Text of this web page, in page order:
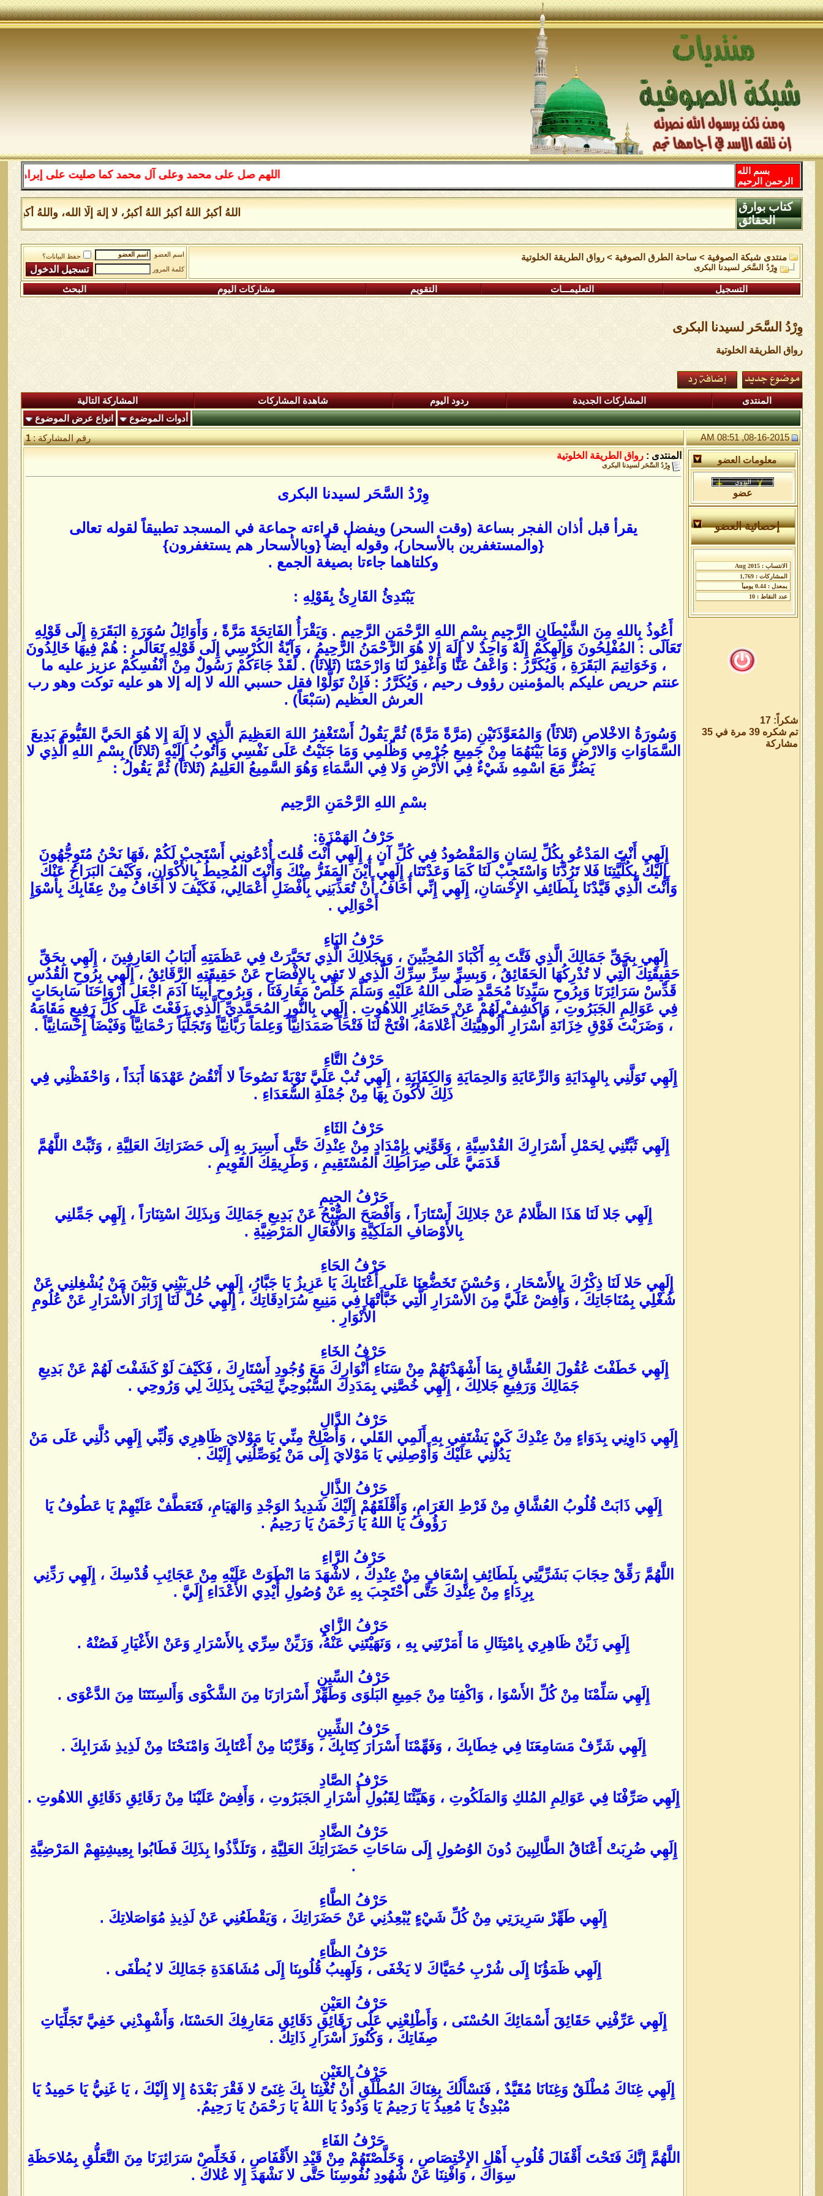
اللهم صل على محمد وعلى آل محمد كما صليت على إبراهيم وعلى آل
بسم الله
الرحمن الرحيم
اللهُ أكبرُ اللهُ أكبرُ اللهُ أكبرُ، لا إلهَ إلَّا الله، واللهُ أكبر
كتاب بوارق
الحقائق
منتدى شبكة الصوفية > ساحة الطرق الصوفية >رواق الطريقة الخلوتية
وِرْدُ السَّحَر لسيدنا البكرى
اسم العضو
حفظ البيانات؟
كلمة المرور
التسجيل التعليمـــات التقويم مشاركات اليوم البحث
وِرْدُ السَّحَر لسيدنا البكرى
رواق الطريقة الخلوتية
المنتدى المشاركات الجديدة ردود اليوم شاهدة المشاركات
المشاركة التالية
أدوات الموضوع
انواع عرض الموضوع
08-16-2015, 08:51 AM
رقم المشاركة :1
معلومات العضو
عضو
إحصائية العضو
شكراً: 17
تم شكره 39 مرة في 35
مشاركة
المنتدى : رواق الطريقة الخلوتية
وِرْدُ السَّحَر لسيدنا البكرى
وِرْدُ السَّحَر لسيدنا البكرى
يقرأ قبل أذان الفجر بساعة (وقت السحر) ويفضل قراءته جماعة في المسجد تطبيقاً لقوله تعالى
{والمستغفرين بالأسحار}، وقوله أيضاً {وبالأسحار هم يستغفرون}
وكلتاهما جاءتا بصيغة الجمع .
يَبْتَدِئُ القَارِئُ بِقَوْلِهِ :
أَعُوذُ بِاللهِ مِنَ الشَّيْطَانِ الرَّجِيمِ بِسْمِ اللهِ الرَّحْمَنِ الرَّحِيمِ . وَيَقْرَأُ الفَاتِحَةَ مَرَّةً ، وَأَوَائِلُ سُوَرَةِ البَقَرَةِ إِلَى قَوْلِهِ
تَعَاَلَى : المُفْلِحُونَ وَإِلَهِكُمْ إِلَهٌ وَاحِدٌ لا إِلَهَ إِلا هُوَ الرَّحْمَنُ الرَّحِيمُ ، وَآيّةُ الكُرْسِي إِلَى قَوْلِهِ تَعَالَى : هُمْ فِيهَا خَالِدُونَ
، وَخَوَاتِيمَ البَقَرَةِ ، وَيُكَرَّرُ : وَاعْفُ عَنَّا وَاغْفِرْ لَنَا وَارْحَمْنَا (ثَلاثَاً) . لَقَدْ جَاءَكُمْ رَسُولٌ مِنْ أَنْفُسِكُمْ عزيز عليه ما
عنتم حريص عليكم بالمؤمنين رؤوف رحيم ، وَيُكَرَّرُ : فَإِنْ تَوَلَّوْا فقل حسبي الله لا إله إلا هو عليه توكت وهو رب
العرش العظيم (سَبْعَاً) .
وَسُورَةُ الاخْلاصِ (ثَلاثَاً) وَالمُعَوَّذَتَيْنِ (مَرَّةً مَرَّةً) ثُمَّ يَقُولُ أَسْتَغْفِرُ اللهَ العَظِيمَ الَّذِي لا إِلَهَ إِلا هُوَ الحَيَّ القَيُّومَ بَدِيعَ
السَّمَاوَاتِ وَالارْضِ وَمَا بَيْنَهُمَا مِنْ جَمِيعِ جُرْمِي وَظُلمِي وَمَا جَنَيْتُ عَلَى نَفْسِي وَأَتُوبُ إِلَيْهِ (ثَلاثَاً) بِسْمِ اللهِ الَّذِي لا
يَضُرُّ مَعَ اسْمِهِ شَيْءٌ فِي الأَرْضِ وَلا فِي السَّمَاءِ وَهُوَ السَّمِيعُ العَلِيمُ (ثَلاثَاً) ثُمَّ يَقُولُ :
بسْمِ اللهِ الرَّحْمَنِ الرَّحِيم
حَرْفُ الهَمْزَةِ:
إِلَهِي أَنْتَ المَدْعُو بِكُلِّ لِسَانٍ وَالمَقْصُودُ فِي كُلِّ آنٍ ، إِلَهِي أَنْتَ قُلتَ أُدْعُونِي أَسْتَجِبْ لَكُمْ ،فَهَا نَحْنُ مُتَوِجُّهُونَ
إِلَيْكَ بِكُلِّيَّتِنَا فَلا تَرُدَّنَا وَاسْتَجِبْ لَنَا كَمَا وَعَدْتَنَا، إِلَهِي أَيْنَ المَفَرُّ مِنْكَ وَأَنْتَ المُحِيطُ بِالأَكْوَانِ، وَكَيْفَ البَرَاحُ عَنْكَ
وَأَنْتَ الَّذِي قَيَّدْنَا بِلَطَائِفِ الإِحْسَانِ، إِلَهِي إِنِّي أَخَافُ أَنْ تُعَذِّبَنِي بِأَفْضَلِ أَعْمَالِي، فَكَيْفَ لا أَخَافُ مِنْ عِقَابِكَ بِأَسْوَإِ
أَحْوَالِي .
حَرْفُ البَاءِ
إِلَهِي بِحَقِّ جَمَالِكَ الَّذِي فَتَّتَ بِهِ أَكْبَادَ المُحِبِّينَ ، وَبِجَلالِكَ الَّذِي تَحَيَّرَتْ فِي عَظَمَتِهِ أَلبَابُ العَارِفِينَ ، إِلَهِي بِحَقِّ
حَقِيقَتِكَ الَّتِي لا تُدْرِكُهَا الحَقَائِقُ ، وَبِسِرِّ سِرِّ سِرِّكَ الَّذِي لا تَفِي بِالإِفْصَاحِ عَنْ حَقِيقَتِهِ الرَّقَائِقُ ، إِلَهِي بِرُوحِ القُدُسِ
قَدِّسْ سَرَائِرَنَا وَبِرُوحِ سَيِّدِنَا مُحَمَّدٍ صَلَّى اللهُ عَلَيْهِ وَسَلَّمَ خَلِّصْ مَعَارِفَنَا ، وَبِرُوحِ أَبِينَا آدَمَ اجْعَل أَرْوَاحَنَا سَابِحَاتٍ
فِي عَوَالِمِ الجَبَرُوتِ ، وَاكْشِفْ لَهُمْ عَنْ حَضَائِرِ اللاهُوتِ . إِلَهِي بِالنُّورِ المُحَمَّدِيِّ الَّذِي رَفَعْتَ عَلَى كُلِّ رَفِيعٍ مَقَامَهُ
، وَضَرَبْتَ فَوْقِ خِزَانَةِ أَسْرَارِ أُلُوهِيَّتِكَ أَعْلامَهُ، افْتَحْ لَنَا فَتْحَاً صَمَدَانِيَّاً وَعِلمَاً رَبَّانِيَّاً وَتَجَلِّيَاً رَحْمَانِيَّاً وَفَيْضَاً إِحْسَانِيَّاً .
حَرْفُ التَّاءِ
إِلَهِي تَوَلَّنِي بِالهِدَايَةِ وَالرِّعَايَةِ وَالحِمَايَةِ وَالكِفَايَةِ ، إِلَهِي تُبْ عَلَيَّ تَوْبَةً نَصُوحَاً لا أَنْقُضُ عَهْدَهَا أَبَدَاً ، وَاحْفَظْنِي فِي
ذَلِكَ لأَكُونَ بِهَا مِنْ جُمْلَةِ السُّعَدَاءِ .
حَرْفُ الثَاءِ
إِلَهِي ثَبِّتْنِي لِحَمْلِ أَسْرَارِكَ القُدْسِيَّةِ ، وَقَوِّنِي بِإِمْدَادٍ مِنْ عِنْدِكَ حَتَّى أَسِيرَ بِهِ إِلَى حَضَرَاتِكَ العَلِيَّةِ ، وَثَبِّتْ اللَّهُمَّ
قَدَمَيَّ عَلَى صِرَاطِكَ المُسْتَقِيمِ ، وَطَرِيقِكَ القَوِيمِ .
حَرْفُ الجِيمِ
إِلَهِي جَلا لَنَا هَذَا الظَّلامُ عَنْ جَلالِكَ أَسْتَارَاً ، وَأَفْصَحَ الصُّبْحُ عَنْ بَدِيعِ جَمَالِكَ وَبِذَلِكَ اسْتِنَارَاً ، إِلَهِي جَمِّلنِي
بِالأَوْصَافِ المَلَكِيَّةِ وَالأَفْعَالِ المَرْضِيَّةِ .
حَرْفُ الحَاءِ
إِلَهِي حَلا لَنَا ذِكْرُكَ بِالأَسْحَارِ ، وَحُسْنَ تَخَضُّعِنَا عَلَى أَعْتَابِكَ يَا عَزِيزُ يَا جَبَّارُ، إِلَهِي حُل بَيْنِي وَبَيْنَ مَنْ يُشْغِلنِي عَنْ
شُغْلِي بِمُنَاجَاتِكَ ، وَأَفِضْ عَلَيَّ مِنَ الأَسْرَارِ الَّتِي خَبَّأَتْهَا فِي مَنِيعِ سُرَادِقَاتِكَ ، إِلَهِي حُلَّ لَنَا إِزَارَ الأَسْرَارِ عَنْ عُلُومِ
الأَنْوَارِ .
حَرْفُ الخَاءِ
إِلَهِي خَطَفْتَ عُقُولَ العُشَّاقِ بِمَا أَشْهَدْتَهُمْ مِنْ سَنَاءِ أَنْوَارِكَ مَعَ وُجُودِ أَسْتَارِكَ ، فَكَيْفَ لَوْ كَشَفْتَ لَهُمْ عَنْ بَدِيعِ
جَمَالِكَ وَرَفِيعِ جَلالِكَ ، إِلَهِي خُصَّنِي بِمَدَدِكَ السُّبُوحِيِّ لِيَحْيَى بِذَلِكَ لِي وَرُوحِي .
حَرْفُ الدَّالِ
إِلَهِي دَاوِنِي بِدَوَاءٍ مِنْ عِنْدِكَ كَيْ يَشْتَفِي بِهِ أَلَمِي القَلي ، وَأَصْلِحْ مِنِّي يَا مَوْلايَ ظَاهِرِي وَلُبِّي إِلَهِي دُلَّنِي عَلَى مَنْ
يَدُلَّنِي عَلَيْكَ وَأَوْصِلنِي يَا مَوْلايَ إِلَى مَنْ يُوَصِّلُنِي إِلَيْكَ .
حَرْفُ الذَّالِ
إِلَهِي ذَابَتْ قُلُوبُ العُشَّاقِ مِنْ فَرْطِ الغَرَامِ، وَأَقْلَقَهُمْ إِلَيْكَ شَدِيدُ الوَجْدِ وَالهَيَامِ، فَتَعَطَّفْ عَلَيْهِمْ يَا عَطُوفُ يَا
رَؤُوفُ يَا اللهُ يَا رَحْمَنُ يَا رَحِيمُ .
حَرْفُ الرَّاءِ
اللَّهُمَّ رَقِّقْ حِجَابَ بَشَرِّيَّتِي بِلَطَائِفِ إِسْعَافٍ مِنْ عِنْدِكَ ، لاشْهَدَ مَا انْطَوَتْ عَلَيْهِ مِنْ عَجَائِبِ قُدْسِكَ ، إِلَهِي رَدِّنِي
بِرِدَاءٍ مِنْ عِنْدِكَ حَتَّى أَحْتَجِبَ بِهِ عَنْ وُصُولِ أَيْدِي الأَعْدَاءِ إِلَيَّ .
حَرْفُ الزَّايِ
إِلَهِي زَيِّنْ ظَاهِرِي بِامْتِثَالِ مَا أَمَرْتَنِي بِهِ ، وَنَهَيْتَنِي عَنْهُ، وَزَيِّنْ سِرِّي بِالأَسْرَارِ وَعَنْ الأَغْيَارِ فَصُنْهُ .
حَرْفُ السِّينِ
إِلَهِي سَلِّمْنَا مِنْ كُلِّ الأَسْوَا ، وَاكْفِنَا مِنْ جَمِيعِ البَلوَى وَطَهِّرْ أَسْرَارَنَا مِنَ الشَّكْوَى وَأَلسِنَتَنَا مِنَ الدَّعْوَى .
حَرْفُ الشِّينِ
إِلَهِي شَرِّفْ مَسَامِعَنَا فِي خِطَابِكَ ، وَفَهِّمْنَا أَسْرَارَ كِتَابِكَ ، وَقَرِّبْنَا مِنْ أَعْتَابِكَ وَامْنَحْنَا مِنْ لَذِيذِ شَرَابِكَ .
حَرْفُ الصَّادِ
إِلَهِي صَرِّفْنَا فِي عَوَالِمِ المُلكِ وَالمَلَكُوتِ ، وَهَيِّئْنَا لِقَبُولِ أَسْرَارِ الجَبَرُوتِ ، وَأَفِضْ عَلَيْنَا مِنْ رَقَائِقِ دَقَائِقِ اللاهُوتِ .
حَرْفُ الضَّادِ
إِلَهِي ضُرِبَتْ أَعْنَاقُ الطَّالِبِينَ دُونَ الوُصُولِ إِلَى سَاحَاتِ حَضَرَاتِكَ العَلِيَّةِ ، وَتَلَذَّذُوا بِذَلِكَ فَطَابُوا بِعِيشِتِهِمْ المَرْضِيَّةِ
.
حَرْفُ الطَّاءِ
إِلَهِي طَهِّرْ سَرِيرَتِي مِنْ كُلِّ شَيْءٍ يُبْعِدُنِي عَنْ حَضَرَاتِكَ ، وَيَقْطَعُنِي عَنْ لَذِيذِ مُوَاصَلاتِكَ .
حَرْفُ الظَّاءِ
إِلَهِي ظَمَؤُنَا إِلَى شُرْبِ حُمَيَّاكَ لا يَخْفَى ، وَلَهِيبُ قُلُوبِنَا إِلَى مُشَاهَدَةِ جَمَالِكَ لا يُطْفَى .
حَرْفُ العَيْنِ
إِلَهِي عَرِّفْنِي حَقَائِقَ أَسْمَائِكَ الحُسْنَى ، وَأَطْلِعْنِي عَلَى رَقَائِقِ دَقَائِقِ مَعَارِفِكَ الحَسْنَا، وَأَشْهِدْنِي خَفِيَّ تَجَلِّيَاتِ
صِفَاتِكَ ، وَكُنُوزَ أَسْرَارِ ذَاتِكَ .
حَرْفُ الغَيْنِ
إِلَهِي غِنَاكَ مُطْلَقٌ وَغِنَانَا مُقَيَّدٌ ، فَنَسْأَلُكَ بِغِنَاكَ المُطْلَقِ أَنْ تُغْنِنَا بِكَ غِنَىً لا فَقْرَ بَعْدَهُ إِلا إِلَيْكَ ، يَا غَنِيُّ يَا حَمِيدُ يَا
مُبْدِئُ يَا مُعِيدُ يَا رَحِيمُ يَا وَدُودُ يَا اللهُ يَا رَحْمَنُ يَا رَحِيمُ.
حَرْفُ الفَاءِ
اللَّهُمَّ إِنَّكَ فَتَحْتَ أَقْفَالَ قُلُوبِ أَهْلِ الإِخْتِصَاصِ ، وَخَلَّصْتَهُمْ مِنْ قَيْدِ الأَقْفَاصِ ، فَخَلِّصْ سَرَائِرَنَا مِنَ التَّعَلُّقِ بِمُلاحَظَةِ
سِوَاكَ ، وَافْنِنَا عَنْ شُهُودِ نُفُوسِنَا حَتَّى لا نَشْهَدَ إِلا عُلاكَ .